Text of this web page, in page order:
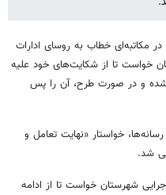
در مکاتبه‌ای خطاب به روسای ادارات
خواست تا از شکایت‌های خود علیه
و در صورت طرح، آن را پس
خواستار «نهایت تعامل و
شد.
شهرستان خواست تا از ادامه